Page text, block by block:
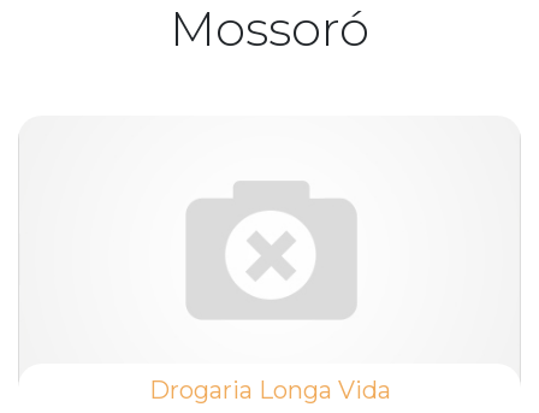
Mossoró
Drogaria Longa Vida